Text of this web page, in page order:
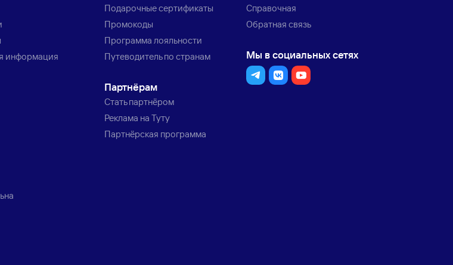
информация
Подарочные сертификаты
Промокоды
Программа лояльности
Путеводитель по странам
Партнёрам
Стать партнёром
Реклама на Туту
Партнёрская программа
Справочная
Обратная связь
Мы в социальных сетях